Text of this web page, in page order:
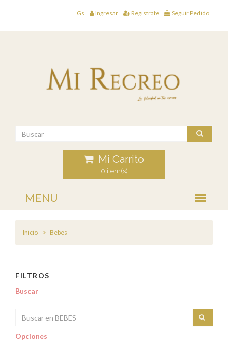
Gs Ingresar Registrate Seguir Pedido
Mi Carrito
0 item(s)
Inicio Bebes
FILTROS
Buscar
Opciones